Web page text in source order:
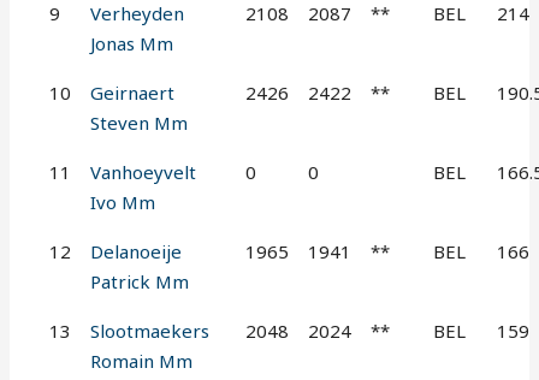
9
Verheyden
Jonas Mm
2108 2087 ** BEL 214
10
Geirnaert
Steven Mm
2426 2422 ** BEL
11
Vanhoeyvelt
Ivo Mm
0 0 BEL
12
Delanoeije
Patrick Mm
1965 1941 ** BEL 166
13
Slootmaekers
Romain Mm
2048 2024 ** BEL 159